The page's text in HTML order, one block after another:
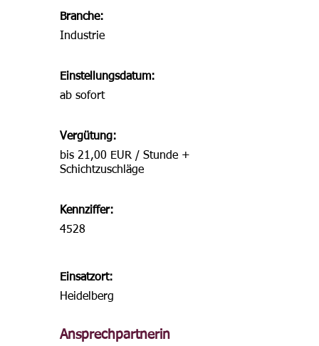
Branche:
Industrie
Einstellungsdatum:
ab sofort
Vergütung:
bis 21,00 EUR / Stunde +
Schichtzuschläge
Kennziffer:
4528
Einsatzort:
Heidelberg
Ansprechpartnerin